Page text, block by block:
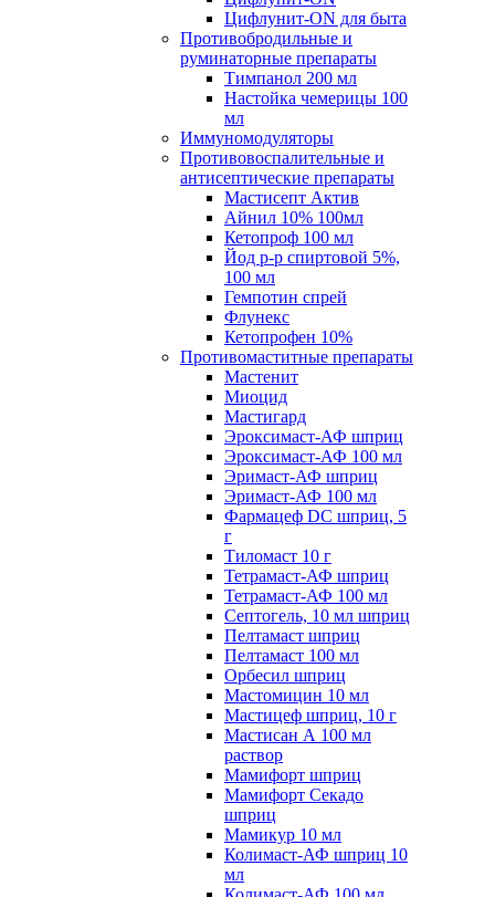
Цифлунит-ON для быта
Противобродильные и
руминаторные препараты
Тимпанол 200 мл
Настойка чемерицы 100
мл
Иммуномодуляторы
Противовоспалительные и
антисептические препараты
Мастисепт Актив
Айнил 10% 100мл
Кетопроф 100 мл
Йод р-р спиртовой 5%,
100 мл
Гемпотин спрей
Флунекс
Кетопрофен 10%
Противомаститные препараты
Мастенит
Миоцид
Мастигард
Эроксимаст-АФ шприц
Эроксимаст-АФ 100 мл
Эримаст-АФ шприц
Эримаст-АФ 100 мл
Фармацеф DC шприц, 5
г
Тиломаст 10 г
Тетрамаст-АФ шприц
Тетрамаст-АФ 100 мл
Септогель, 10 мл шприц
Пелтамаст шприц
Пелтамаст 100 мл
Орбесил шприц
Мастомицин 10 мл
Мастицеф шприц, 10 г
Мастисан А 100 мл
раствор
Мамифорт шприц
Мамифорт Секадо
шприц
Мамикур 10 мл
Колимаст-АФ шприц 10
мл